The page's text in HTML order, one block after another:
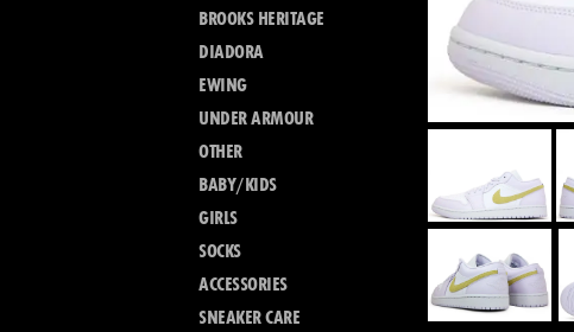
BROOKS HERITAGE
DIADORA
EWING
UNDER ARMOUR
OTHER
BABY/KIDS
GIRLS
SOCKS
ACCESSORIES
SNEAKER CARE